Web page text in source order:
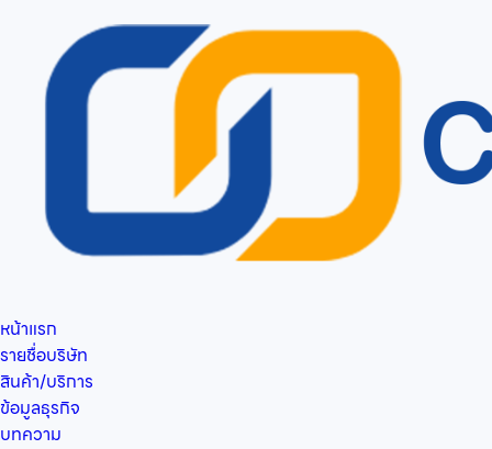
หน้าแรก
รายชื่อบริษัท
สินค้า/บริการ
ข้อมูลธุรกิจ
บทความ